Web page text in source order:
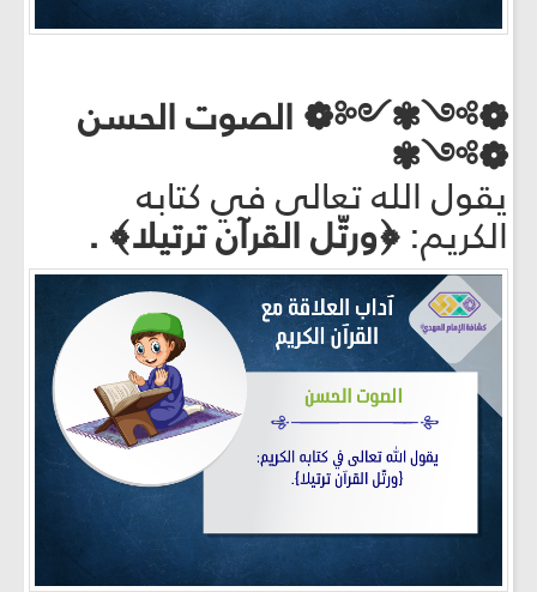
❁༻✾༺❁ الصوت الحسن
❁༻✾
يقول الله تعالى في كتابه
الكريم:﴿ورتّل القرآن ترتيلا﴾ .